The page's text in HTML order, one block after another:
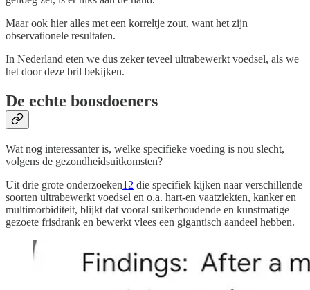
Maar ook hier alles met een korreltje zout, want het zijn
observationele resultaten.
In Nederland eten we dus zeker teveel ultrabewerkt voedsel, als we
het door deze bril bekijken.
De echte boosdoeners
Wat nog interessanter is, welke specifieke voeding is nou slecht,
volgens de gezondheidsuitkomsten?
Uit drie grote onderzoeken12 die specifiek kijken naar verschillende
soorten ultrabewerkt voedsel en o.a. hart-en vaatziekten, kanker en
multimorbiditeit, blijkt dat vooral suikerhoudende en kunstmatige
gezoete frisdrank en bewerkt vlees een gigantisch aandeel hebben.